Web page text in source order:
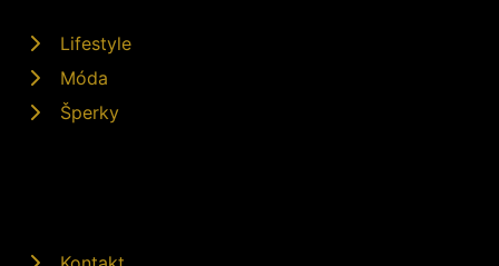
Lifestyle
Móda
Šperky